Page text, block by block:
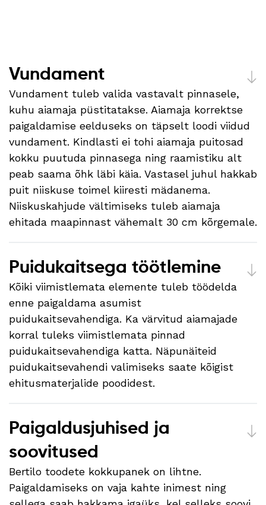
Vundament
Vundament tuleb valida vastavalt pinnasele,
kuhu aiamaja püstitatakse. Aiamaja korrektse
paigaldamise eelduseks on täpselt loodi viidud
vundament. Kindlasti ei tohi aiamaja puitosad
kokku puutuda pinnasega ning raamistiku alt
peab saama õhk läbi käia. Vastasel juhul hakkab
puit niiskuse toimel kiiresti mädanema.
Niiskuskahjude vältimiseks tuleb aiamaja
ehitada maapinnast vähemalt 30 cm kõrgemale.
Puidukaitsega töötlemine
Kõiki viimistlemata elemente tuleb töödelda
enne paigaldama asumist
puidukaitsevahendiga. Ka värvitud aiamajade
korral tuleks viimistlemata pinnad
puidukaitsevahendiga katta. Näpunäiteid
puidukaitsevahendi valimiseks saate kõigist
ehitusmaterjalide poodidest.
Paigaldusjuhised ja
soovitused
Bertilo toodete kokkupanek on lihtne.
Paigaldamiseks on vaja kahte inimest ning